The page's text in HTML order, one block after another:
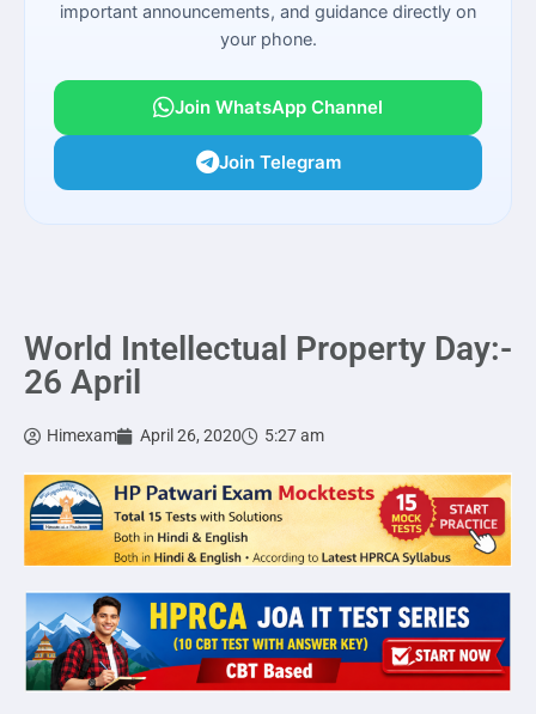
important announcements, and guidance directly on
your phone.
Join WhatsApp Channel
Join Telegram
World Intellectual Property Day:-
26 April
Himexam April 26, 2020 5:27 am